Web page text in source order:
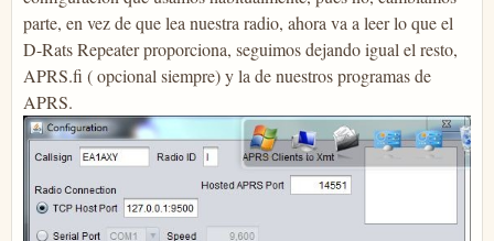
parte, en vez de que lea nuestra radio, ahora va a leer lo que el
D-Rats Repeater proporciona, seguimos dejando igual el resto,
APRS.fi ( opcional siempre) y la de nuestros programas de
APRS.